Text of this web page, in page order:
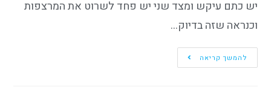
יש כתם עיקש ומצד שני יש פחד לשרוט את המרצפות
וכנראה שזה בדיוק…
להמשך קריאה